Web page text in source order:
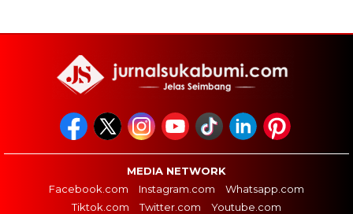
MEDIA NETWORK
Facebook.com
Instagram.com
Whatsapp.com
Tiktok.com
Twitter.com Youtube.com